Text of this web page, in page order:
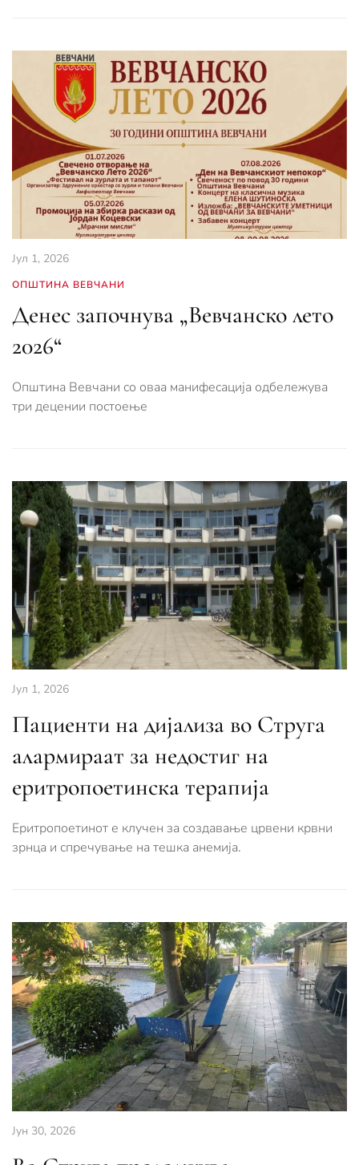
Јул 1, 2026
ОПШТИНА ВЕВЧАНИ
Денес започнува „Вевчанско лето
2026“
Општина Вевчани со оваа манифесација одбележува
три децении постоење
Јул 1, 2026
Пациенти на дијализа во Струга
алармираат за недостиг на
еритропоетинска терапија
Еритропоетинот е клучен за создавање црвени крвни
зрнца и спречување на тешка анемија.
Јун 30, 2026